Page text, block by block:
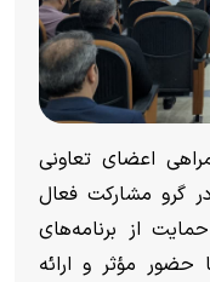
اعضای تعاونی
گرو مشارکت فعال
از برنامه‌های
مؤثر و ارائه